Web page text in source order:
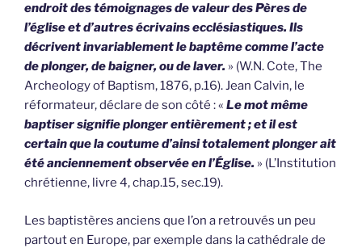
endroit des témoignages de valeur des Pères de
l’église et d’autres écrivains ecclésiastiques. Ils
décrivent invariablement le baptême comme l’acte
de plonger, de baigner, ou de laver. » (W.N. Cote, The
Archeology of Baptism, 1876, p.16). Jean Calvin, le
réformateur, déclare de son côté : « Le mot même
baptiser signifie plonger entièrement ; et il est
certain que la coutume d’ainsi totalement plonger ait
été anciennement observée en l’Église. » (L’Institution
chrétienne, livre 4, chap.15, sec.19).
Les baptistères anciens que l’on a retrouvés un peu
partout en Europe, par exemple dans la cathédrale de